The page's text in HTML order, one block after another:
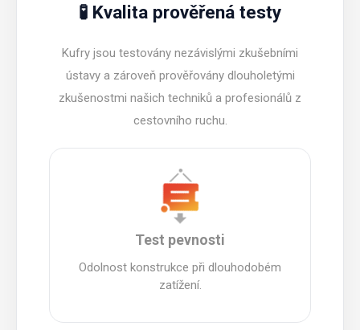
🧪 Kvalita prověřená testy
Kufry jsou testovány nezávislými zkušebními
ústavy a zároveň prověřovány dlouholetými
zkušenostmi našich techniků a profesionálů z
cestovního ruchu.
Test pevnosti
Odolnost konstrukce při dlouhodobém
zatížení.